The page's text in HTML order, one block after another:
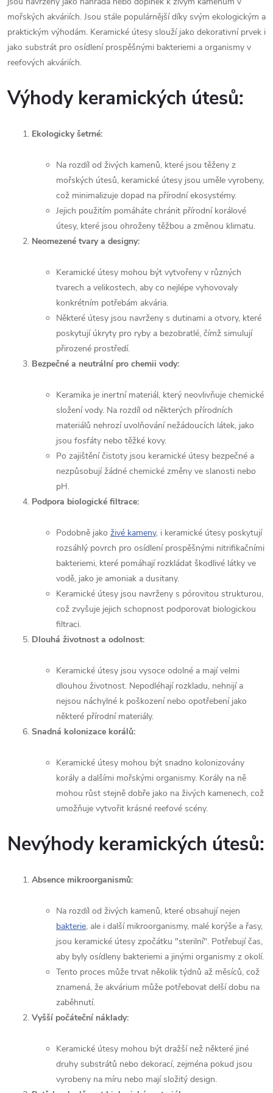
mořských akváriích. Jsou stále populárnější díky svým ekologickým a
praktickým výhodám. Keramické útesy slouží jako dekorativní prvek i
jako substrát pro osídlení prospěšnými bakteriemi a organismy v
reefových akváriích.
Výhody keramických útesů:
Ekologicky šetrné:
Na rozdíl od živých kamenů, které jsou těženy z
mořských útesů, keramické útesy jsou uměle vyrobeny,
což minimalizuje dopad na přírodní ekosystémy.
Jejich použitím pomáháte chránit přírodní korálové
útesy, které jsou ohroženy těžbou a změnou klimatu.
Neomezené tvary a designy:
Keramické útesy mohou být vytvořeny v různých
tvarech a velikostech, aby co nejlépe vyhovovaly
konkrétním potřebám akvária.
Některé útesy jsou navrženy s dutinami a otvory, které
poskytují úkryty pro ryby a bezobratlé, čímž simulují
přirozené prostředí.
Bezpečné a neutrální pro chemii vody:
Keramika je inertní materiál, který neovlivňuje chemické
složení vody. Na rozdíl od některých přírodních
materiálů nehrozí uvolňování nežádoucích látek, jako
jsou fosfáty nebo těžké kovy.
Po zajištění čistoty jsou keramické útesy bezpečné a
nezpůsobují žádné chemické změny ve slanosti nebo
pH.
Podpora biologické filtrace:
Podobně jako živé kameny, i keramické útesy poskytují
rozsáhlý povrch pro osídlení prospěšnými nitrifikačními
bakteriemi, které pomáhají rozkládat škodlivé látky ve
vodě, jako je amoniak a dusitany.
Keramické útesy jsou navrženy s pórovitou strukturou,
což zvyšuje jejich schopnost podporovat biologickou
filtraci.
Dlouhá životnost a odolnost:
Keramické útesy jsou vysoce odolné a mají velmi
dlouhou životnost. Nepodléhají rozkladu, nehnijí a
nejsou náchylné k poškození nebo opotřebení jako
některé přírodní materiály.
Snadná kolonizace korálů:
Keramické útesy mohou být snadno kolonizovány
korály a dalšími mořskými organismy. Korály na ně
mohou růst stejně dobře jako na živých kamenech, což
umožňuje vytvořit krásné reefové scény.
Nevýhody keramických útesů:
Absence mikroorganismů:
Na rozdíl od živých kamenů, které obsahují nejen
bakterie, ale i další mikroorganismy, malé korýše a řasy,
jsou keramické útesy zpočátku "sterilní". Potřebují čas,
aby byly osídleny bakteriemi a jinými organismy z okolí.
Tento proces může trvat několik týdnů až měsíců, což
znamená, že akvárium může potřebovat delší dobu na
zaběhnutí.
Vyšší počáteční náklady:
Keramické útesy mohou být dražší než některé jiné
druhy substrátů nebo dekorací, zejména pokud jsou
vyrobeny na míru nebo mají složitý design.